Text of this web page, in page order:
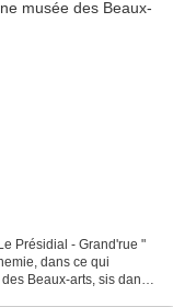
Présidial - Grand'rue "
dans ce qui
Beaux-arts, sis dans